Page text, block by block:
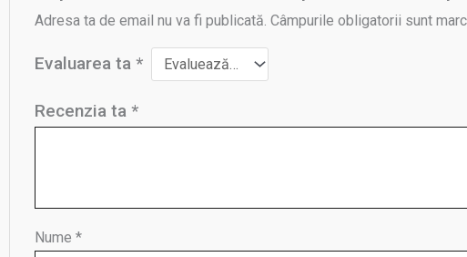
Adresa ta de email nu va fi publicată. Câmpurile obligatorii sunt
Evaluarea ta *
Recenzia ta *
Nume *